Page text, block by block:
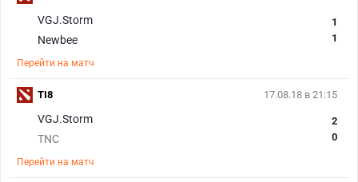
VGJ.Storm
Newbee
1
1
Перейти на матч
17.08.18 в 21:15
VGJ.Storm
TNC
2
0
Перейти на матч
TI8